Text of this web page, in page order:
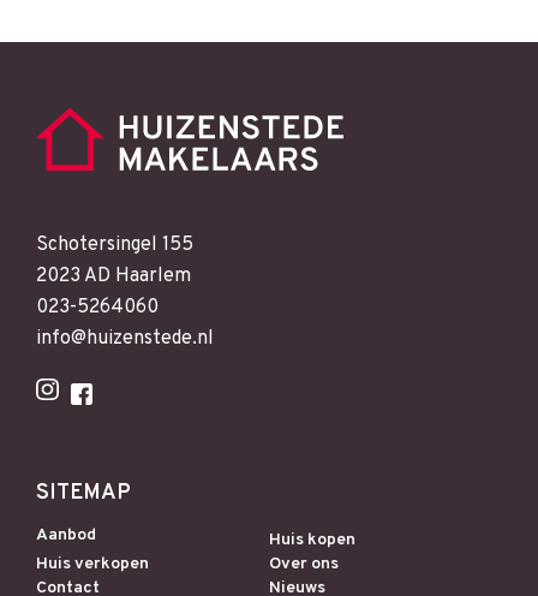
Schotersingel 155
2023 AD Haarlem
023-5264060
info@huizenstede.nl
SITEMAP
Aanbod
Huis kopen
Huis verkopen
Over ons
Contact
Nieuws